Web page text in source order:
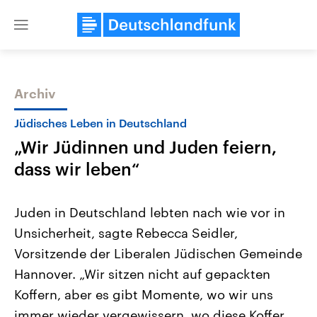
Close
Themen
Landtagswahl Sachsen-Anhalt
2026
Alle Informationen
Sachsen-Anhalt wählt am 6.
September 2026 einen neuen
Landtag. Seit 2021 wird das
Bundesland von einer Koalition aus
USA
Aktuelle Beiträge,
Hintergründe
Wirtschaftlich und
gehören die Vereinigten
den mächtigsten Ländern
mit großem Einfluss auf
Archiv
Jüdisches Leben in Deutschland
„Wir Jüdinnen und Juden feiern,
dass wir leben“
Juden in Deutschland lebten nach wie vor in
Unsicherheit, sagte Rebecca Seidler,
Vorsitzende der Liberalen Jüdischen Gemeinde
Hannover. „Wir sitzen nicht auf gepackten
Koffern, aber es gibt Momente, wo wir uns